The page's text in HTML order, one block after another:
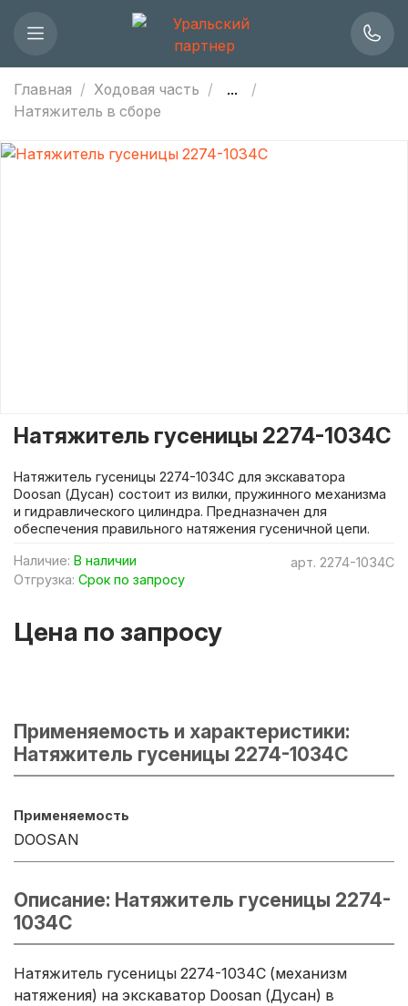
Главная Ходовая часть
...
Натяжитель в сборе
арт. 2274-1034C
Наличие: В наличии
Отгрузка: Срок по запросу
Натяжитель гусеницы 2274-1034C
Цена по запросу
Натяжитель гусеницы 2274-1034C для экскаватора
Doosan (Дусан) состоит из вилки, пружинного механизма
и гидравлического цилиндра. Предназначен для
обеспечения правильного натяжения гусеничной цепи.
Применяемость и характеристики:
Натяжитель гусеницы 2274-1034C
Применяемость
DOOSAN
Описание: Натяжитель гусеницы 2274-
1034C
Натяжитель гусеницы 2274-1034C (механизм
натяжения) на экскаватор Doosan (Дусан) в